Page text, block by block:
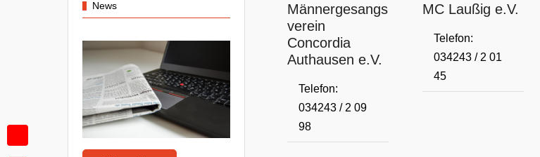
News
Männergesangs
verein
Concordia
Authausen e.V.
Telefon:
034243 / 2 09
98
MC Laußig e.V.
Telefon:
034243 / 2 01
45